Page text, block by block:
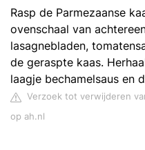
Rasp de Parmezaanse
ovenschaal van
lasagnebladen,
de geraspte kaas.
laagje bechamelsaus en
Verzoek tot verwijderen
op ah.nl